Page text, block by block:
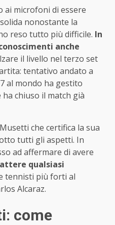
ai microfoni di essere
nonostante la
reso tutto più difficile. In
anche
il livello nel terzo set
tentativo andato a
al mondo ha gestito
chiuso il match già
che certifica la sua
tutti gli aspetti. In
ad affermare di avere
qualsiasi
tennisti più forti al
Alcaraz.
come